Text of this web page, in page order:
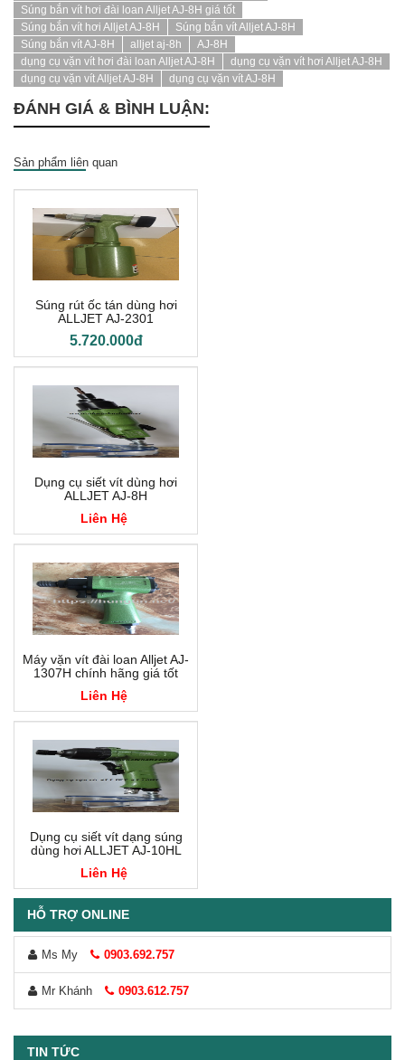
HỖ TRỢ ONLINE
Ms My 0903.692.757
Mr Khánh 0903.612.757
TIN TỨC
Súng bắn vít hơi đài loan Alljet AJ-8H giá tốt
Súng bắn vít hơi Alljet AJ-8H
Súng bắn vít Alljet AJ-8H
Súng bắn vít AJ-8H
alljet aj-8h
AJ-8H
dụng cụ vặn vít hơi đài loan Alljet AJ-8H
dụng cụ vặn vít hơi Alljet AJ-8H
dụng cụ vặn vít Alljet AJ-8H
dụng cụ vặn vít AJ-8H
ĐÁNH GIÁ & BÌNH LUẬN:
Sản phẩm liên quan
Súng rút ốc tán dùng hơi
ALLJET AJ-2301
5.720.000đ
Dụng cụ siết vít dùng hơi
ALLJET AJ-8H
Liên Hệ
Máy vặn vít đài loan Alljet AJ-
1307H chính hãng giá tốt
Liên Hệ
Dụng cụ siết vít dạng súng
dùng hơi ALLJET AJ-10HL
Liên Hệ